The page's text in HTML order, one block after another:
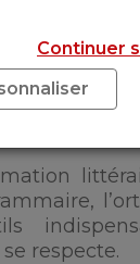
respecte.
Continuer